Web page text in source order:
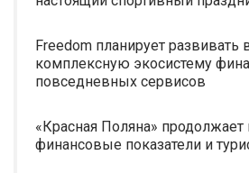
Freedom планирует развивать
комплексную экосистему
повседневных сервисов
«Красная Поляна» продолжает
финансовые показатели и